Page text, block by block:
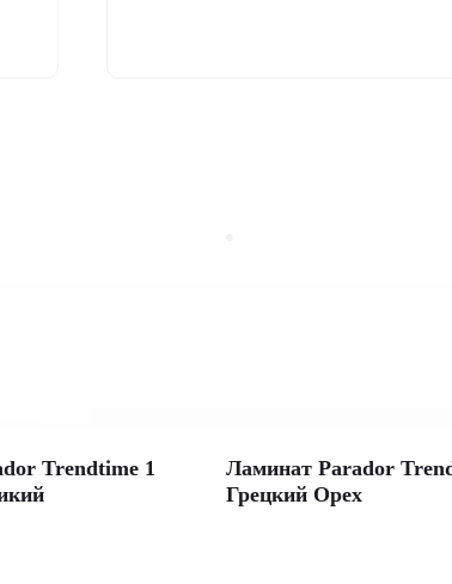
Trendtime 1
Ламинат Parador
Грецкий Орех